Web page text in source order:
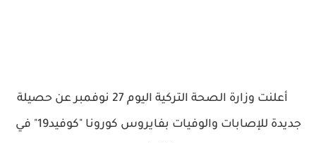
أعلنت وزارة الصحة التركية اليوم 27 نوفمبر عن حصيلة
جديدة للإصابات والوفيات بفايروس كورونا "كوفيد19" في